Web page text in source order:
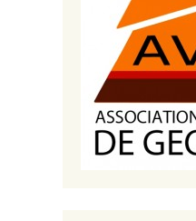
Lames minces de roches